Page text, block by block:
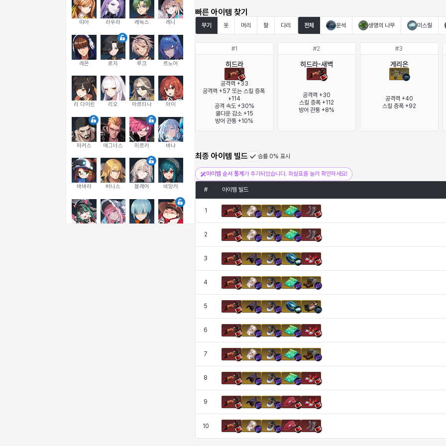
띠아 라우라 레녹스 레니
레온 로지 루크 르노어
리 다이린 리오 마르티나 마이
마커스 매그너스 미르카 바냐
바바라 버니스 블레어 비앙카
빠른 아이템 찾기
무기 옷 머리 팔 다리 전체 운석 생명의 나무 미스릴
#1
히드라
공격력 +33
공격력 +57 또는 스킬 증폭
+114
공격 속도 +30%
쿨다운 감소 +15
방어 관통 +10%
#2
히드라-새벽
공격력 +30
스킬 증폭 +112
방어 관통 +8%
#3
게리온
공격력 +40
스킬 증폭 +92
최종 아이템 빌드 승률 0% 표시
아이템 순서 통계 가 추가되었습니다. 화살표를 눌러 확인하세요!
# 아이템 빌드
1
2
3
4
5
6
7
8
9
10